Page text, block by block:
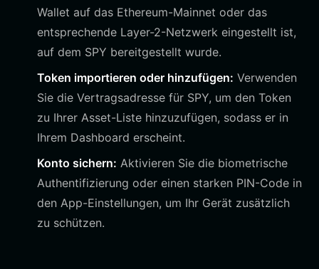
Wallet auf das Ethereum-Mainnet oder das
entsprechende Layer-2-Netzwerk eingestellt ist,
auf dem SPY bereitgestellt wurde.
Token importieren oder hinzufügen: Verwenden
Sie die Vertragsadresse für SPY, um den Token
zu Ihrer Asset-Liste hinzuzufügen, sodass er in
Ihrem Dashboard erscheint.
Konto sichern: Aktivieren Sie die biometrische
Authentifizierung oder einen starken PIN-Code in
den App-Einstellungen, um Ihr Gerät zusätzlich
zu schützen.